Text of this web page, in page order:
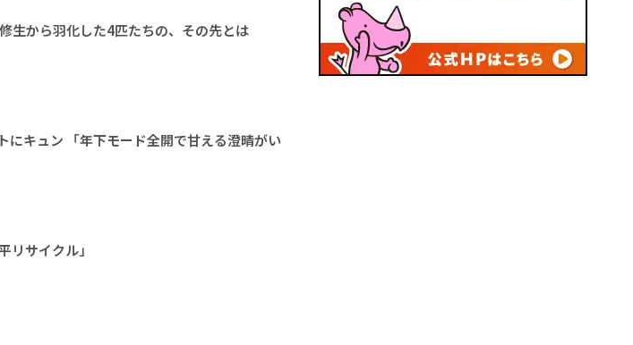
生から羽化した4匹たちの、その先とは
にキュン 「年下モード全開で甘える澄晴がい
サイクル」